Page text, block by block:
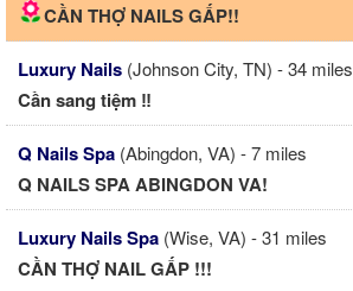
CẦN THỢ NAILS GẤP!!
Luxury Nails (Johnson City, TN) - 34 miles
Cần sang tiệm ‼️
Q Nails Spa (Abingdon, VA) - 7 miles
Q NAILS SPA ABINGDON VA!
Luxury Nails Spa (Wise, VA) - 31 miles
CẦN THỢ NAIL GẤP !!!